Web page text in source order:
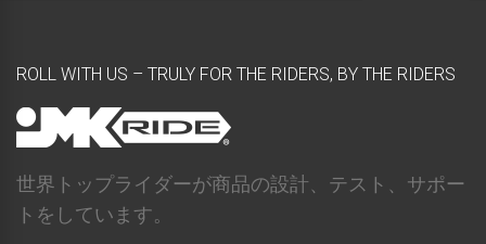
ROLL WITH US – TRULY FOR THE RIDERS, BY THE RIDERS
世界トップライダーが商品の設計、テスト、サポー
トをしています。